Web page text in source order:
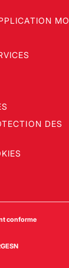
DES
conforme